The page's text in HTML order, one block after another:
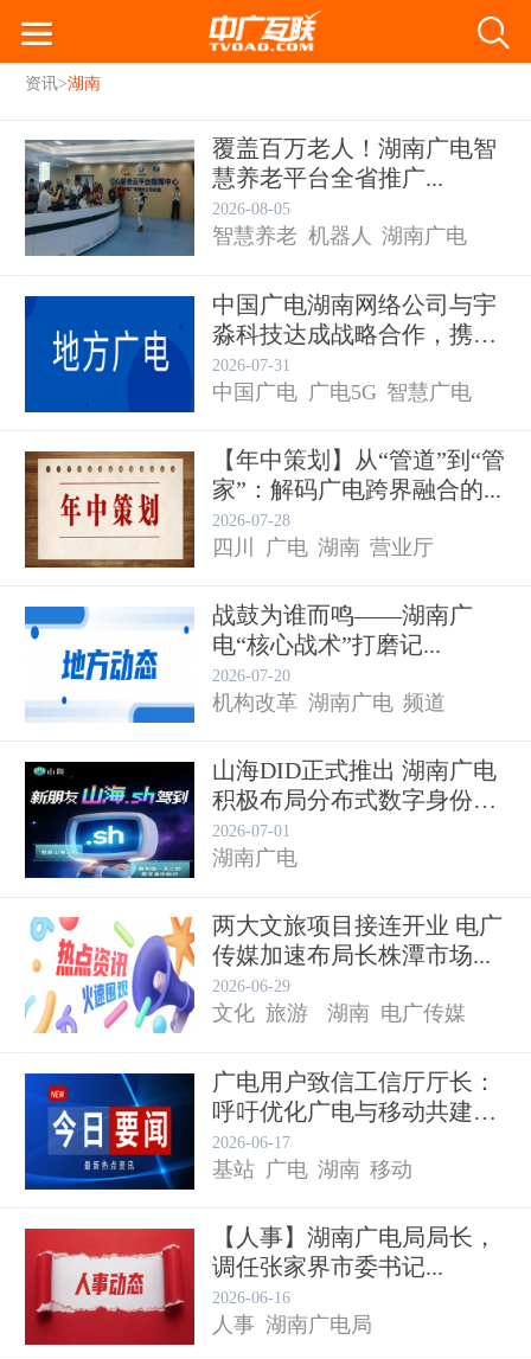
资讯>湖南
覆盖百万老人！湖南广电智
慧养老平台全省推广...
2026-08-05
智慧养老 机器人 湖南广电
中国广电湖南网络公司与宇
淼科技达成战略合作，携手
推动...
2026-07-31
中国广电 广电5G 智慧广电
湖南
【年中策划】从“管道”到“管
家”：解码广电跨界融合的...
2026-07-28
四川 广电 湖南 营业厅
贵广网络
战鼓为谁而鸣——湖南广
电“核心战术”打磨记...
2026-07-20
机构改革 湖南广电 频道
山海DID正式推出 湖南广电
积极布局分布式数字身份
新...
2026-07-01
湖南广电
两大文旅项目接连开业 电广
传媒加速布局长株潭市场...
2026-06-29
文化 旅游 湖南 电广传媒
广电用户致信工信厅厅长：
呼吁优化广电与移动共建共
享基...
2026-06-17
基站 广电 湖南 移动
【人事】湖南广电局局长，
调任张家界市委书记...
2026-06-16
人事 湖南广电局